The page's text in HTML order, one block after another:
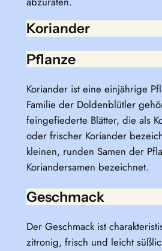
Koriander
Pflanze
Koriander ist eine einjährige
Familie der Doldenblütler
feingefiederte Blätter, die als
oder frischer Koriander
kleinen, runden Samen der
Koriandersamen bezeichnet.
Geschmack
Der Geschmack ist
zitronig, frisch und leicht